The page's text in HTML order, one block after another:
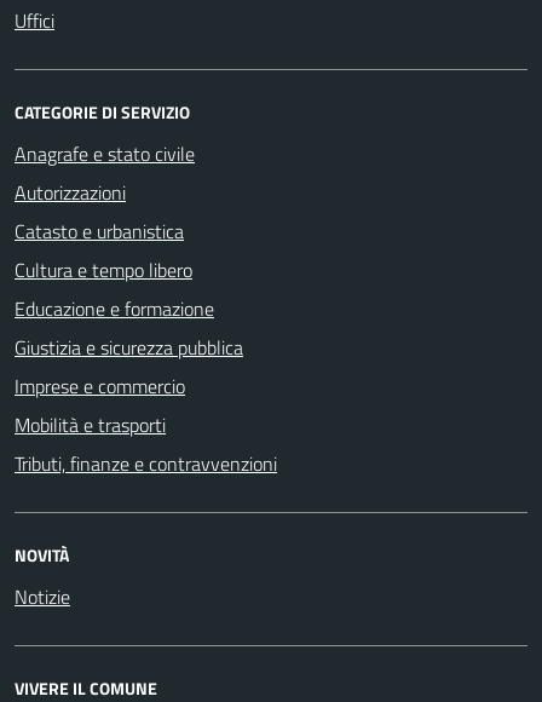
Uffici
CATEGORIE DI SERVIZIO
Anagrafe e stato civile
Autorizzazioni
Catasto e urbanistica
Cultura e tempo libero
Educazione e formazione
Giustizia e sicurezza pubblica
Imprese e commercio
Mobilità e trasporti
Tributi, finanze e contravvenzioni
NOVITÀ
Notizie
VIVERE IL COMUNE